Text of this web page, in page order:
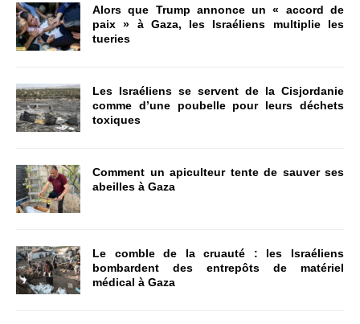
Alors que Trump annonce un « accord de
paix » à Gaza, les Israéliens multiplie les
tueries
Les Israéliens se servent de la Cisjordanie
comme d’une poubelle pour leurs déchets
toxiques
Comment un apiculteur tente de sauver ses
abeilles à Gaza
Le comble de la cruauté : les Israéliens
bombardent des entrepôts de matériel
médical à Gaza